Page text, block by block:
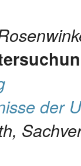
der